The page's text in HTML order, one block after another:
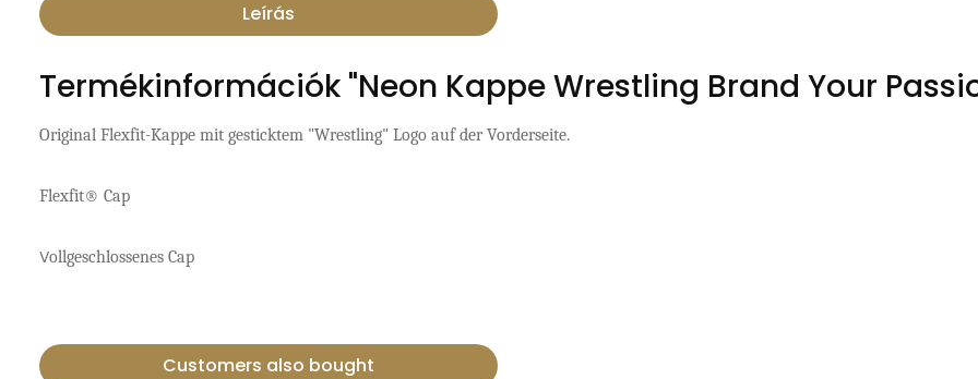
Leírás
Termékinformációk "Neon Kappe Wrestling Brand Your
Original Flexfit-Kappe mit gesticktem "Wrestling" Logo auf der Vorderseite.
Flexfit® Cap
Vollgeschlossenes Cap
Customers also bought